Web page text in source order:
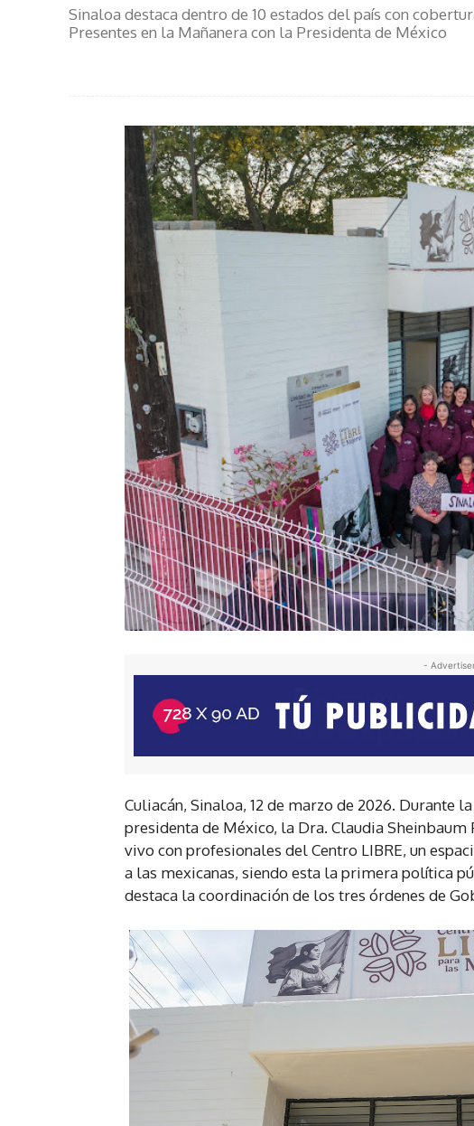
Sinaloa destaca dentro de 10 estados del país con
Presentes en la Mañanera con la Presidenta de México
-
Culiacán, Sinaloa, 12 de marzo de 2026. Durante
presidenta de México, la Dra. Claudia
vivo con profesionales del Centro LIBRE, un
a las mexicanas, siendo esta la primera política
destaca la coordinación de los tres órdenes de